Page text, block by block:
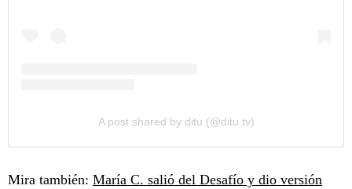
A post shared by ditu (@ditu.tv)
Mira también: María C. salió del Desafío y dio versión